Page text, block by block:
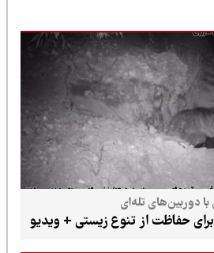
تله‌ای
از تنوع زیستی + ویدیو